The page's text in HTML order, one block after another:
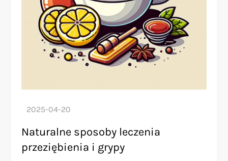
Naturalne sposoby leczenia
przeziębienia i grypy